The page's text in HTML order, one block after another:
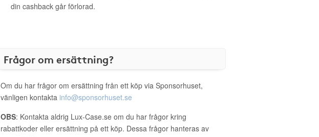
din cashback går förlorad.
Frågor om ersättning?
Om du har frågor om ersättning från ett köp via Sponsorhuset,
vänligen kontakta info@sponsorhuset.se
OBS: Kontakta aldrig Lux-Case.se om du har frågor kring
rabattkoder eller ersättning på ett köp. Dessa frågor hanteras av